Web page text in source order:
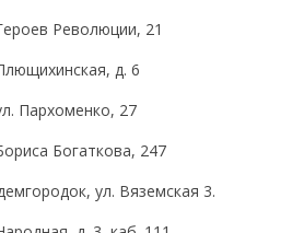
Революции, 21
д. 6
Пархоменко, 27
Богаткова, 247
ул. Вяземская 3.